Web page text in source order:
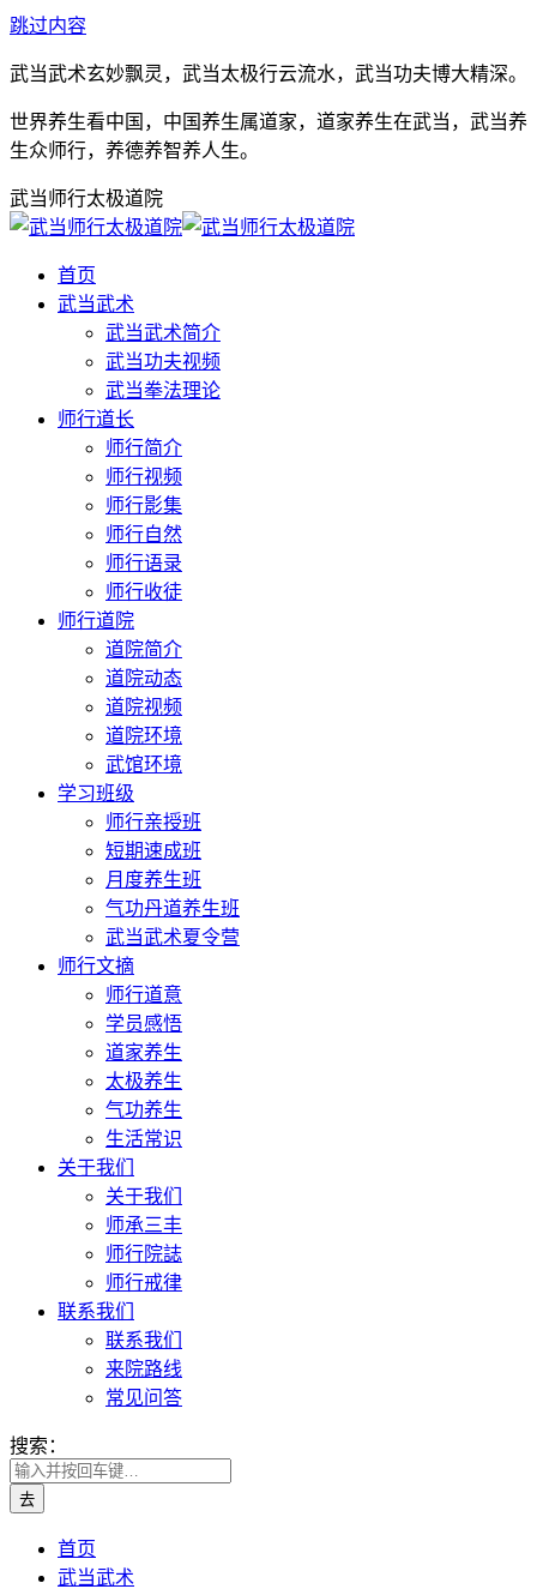
跳过内容
武当武术玄妙飘灵，武当太极行云流水，武当功夫博大精深。
世界养生看中国，中国养生属道家，道家养生在武当，武当养
生众师行，养德养智养人生。
武当师行太极道院
首页
武当武术
武当武术简介
武当功夫视频
武当拳法理论
师行道长
师行简介
师行视频
师行影集
师行自然
师行语录
师行收徒
师行道院
道院简介
道院动态
道院视频
道院环境
武馆环境
学习班级
师行亲授班
短期速成班
月度养生班
气功丹道养生班
武当武术夏令营
师行文摘
师行道意
学员感悟
道家养生
太极养生
气功养生
生活常识
关于我们
关于我们
师承三丰
师行院誌
师行戒律
联系我们
联系我们
来院路线
常见问答
搜索：
首页
武当武术